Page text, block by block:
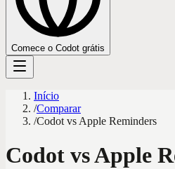
Comece o Codot grátis
Início
/Comparar
/Codot vs Apple Reminders
Codot vs Apple